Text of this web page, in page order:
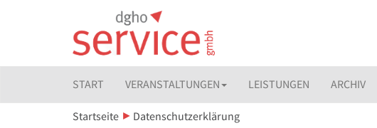
START VERANSTALTUNGEN LEISTUNGEN ARCHIV
Startseite Datenschutzerklärung